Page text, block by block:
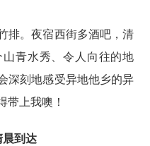
排。夜宿西街多酒吧，清
青水秀、令人向往的地
深刻地感受异地他乡的异
带上我噢！
晨到达